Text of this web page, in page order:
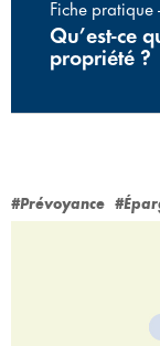
Fiche pratique
Qu’est-ce
propriété ?
#Prévoyance